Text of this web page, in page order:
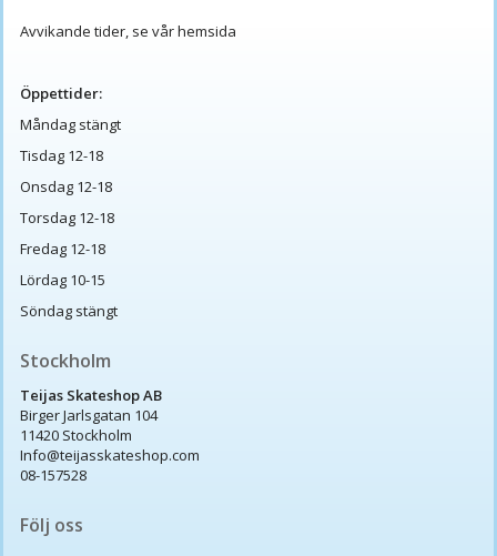
Avvikande tider, se vår hemsida
Öppettider:
Måndag stängt
Tisdag 12-18
Onsdag 12-18
Torsdag 12-18
Fredag 12-18
Lördag 10-15
Söndag stängt
Stockholm
Teijas Skateshop AB
Birger Jarlsgatan 104
11420 Stockholm
Info@teijasskateshop.com
08-157528
Följ oss